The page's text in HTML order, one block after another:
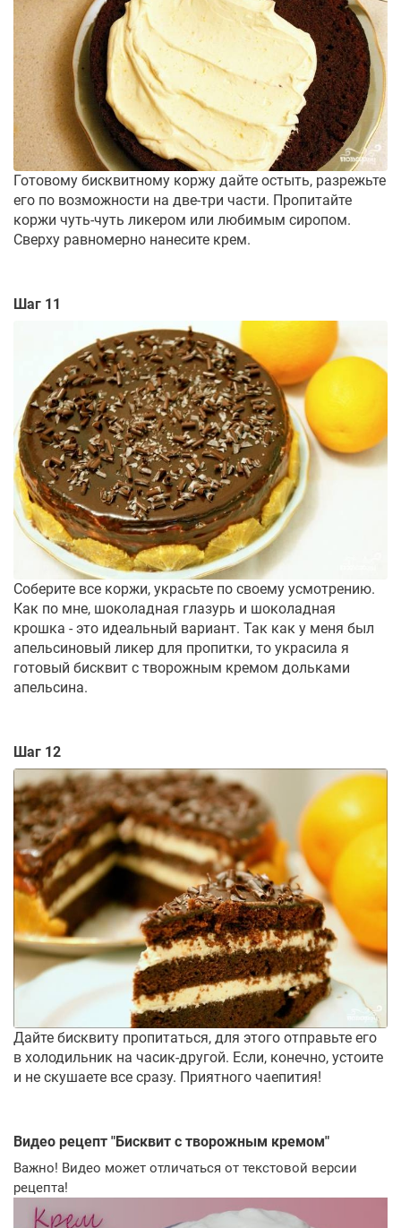
Готовому бисквитному коржу дайте остыть, разрежьте
его по возможности на две-три части. Пропитайте
коржи чуть-чуть ликером или любимым сиропом.
Сверху равномерно нанесите крем.
Шаг 11
Соберите все коржи, украсьте по своему усмотрению.
Как по мне, шоколадная глазурь и шоколадная
крошка - это идеальный вариант. Так как у меня был
апельсиновый ликер для пропитки, то украсила я
готовый бисквит с творожным кремом дольками
апельсина.
Шаг 12
Дайте бисквиту пропитаться, для этого отправьте его
в холодильник на часик-другой. Если, конечно, устоите
и не скушаете все сразу. Приятного чаепития!
Видео рецепт "Бисквит с творожным кремом"
Важно! Видео может отличаться от текстовой версии
рецепта!